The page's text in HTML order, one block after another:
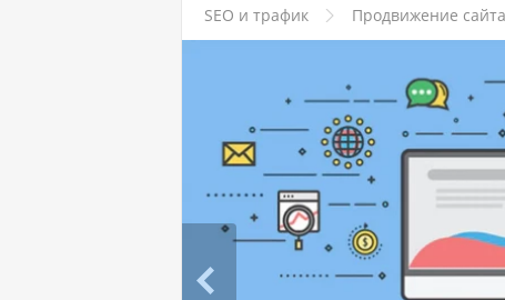
SEO и трафик Продвижение